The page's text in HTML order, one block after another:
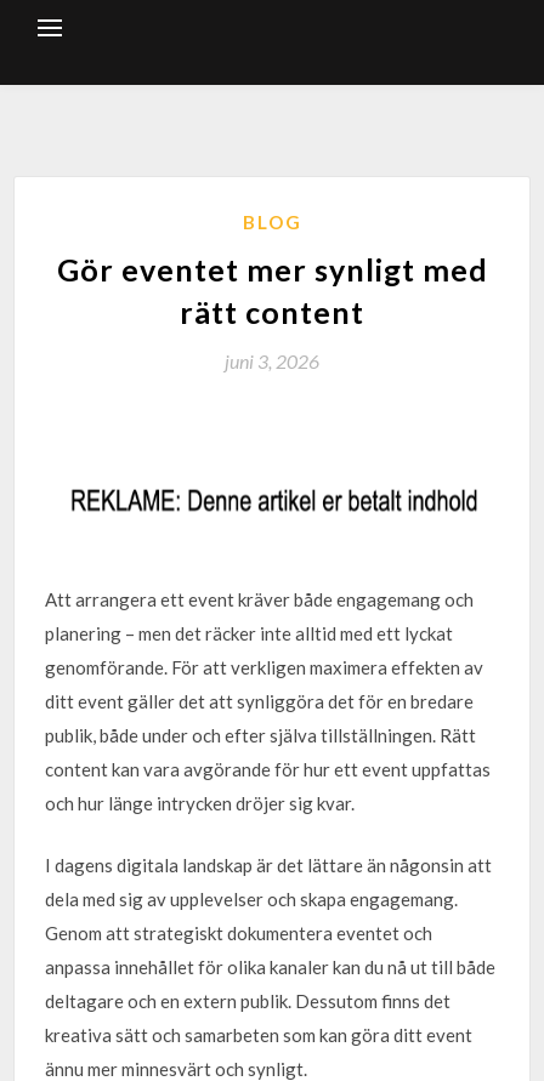
BLOG
Gör eventet mer synligt med
rätt content
juni 3, 2026
Att arrangera ett event kräver både engagemang och
planering – men det räcker inte alltid med ett lyckat
genomförande. För att verkligen maximera effekten av
ditt event gäller det att synliggöra det för en bredare
publik, både under och efter själva tillställningen. Rätt
content kan vara avgörande för hur ett event uppfattas
och hur länge intrycken dröjer sig kvar.
I dagens digitala landskap är det lättare än någonsin att
dela med sig av upplevelser och skapa engagemang.
Genom att strategiskt dokumentera eventet och
anpassa innehållet för olika kanaler kan du nå ut till både
deltagare och en extern publik. Dessutom finns det
kreativa sätt och samarbeten som kan göra ditt event
ännu mer minnesvärt och synligt.